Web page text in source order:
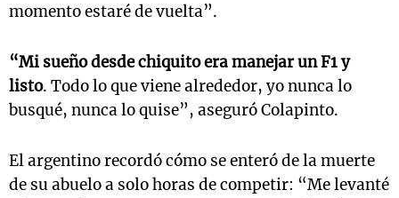
momento estaré de vuelta”.
“Mi sueño desde chiquito era manejar un F1 y
listo. Todo lo que viene alrededor, yo nunca lo
busqué, nunca lo quise”, aseguró Colapinto.
El argentino recordó cómo se enteró de la muerte
de su abuelo a solo horas de competir: “Me levanté